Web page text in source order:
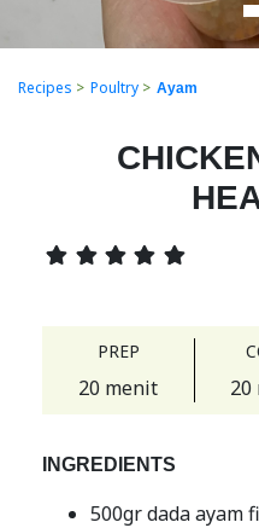
Recipes > Poultry > Ayam
PREP
20 menit 20
INGREDIENTS
500gr dada ayam